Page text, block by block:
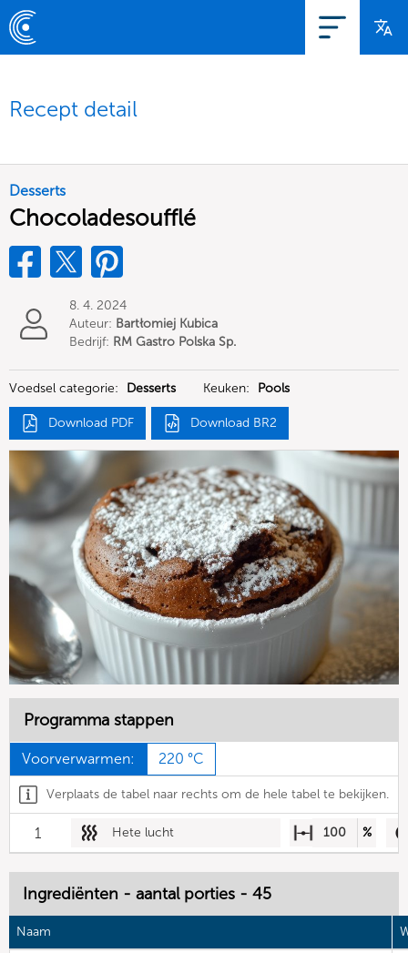
Recept detail
Desserts
Chocoladesoufflé
8. 4. 2024
Auteur: Bartłomiej Kubica
Bedrijf: RM Gastro Polska Sp.
Voedsel categorie:
Desserts Keuken: Pools
Download PDF Download BR2
Programma stappen
Voorverwarmen: 220 °C
Verplaats de tabel naar rechts om de hele tabel te bekijken.
1 Hete lucht 100 %
Ingrediënten - aantal porties - 45
Naam